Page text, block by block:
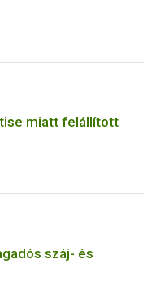
miatt felállított
száj- és